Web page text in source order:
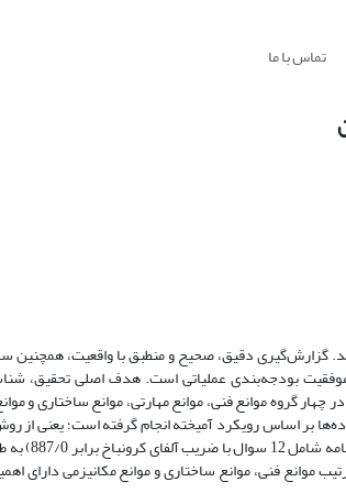
تماس با ما
گزارش‌گیری دقیق، صحیح و منطبق با واقعیت‌، همچنین
بودجه‌بندی عملیاتی است. هدف اصلی تحقیق،
گروه موانع فنی، موانع مهارتی، موانع ساختاری و
بر اساس رویکرد آمیخته انجام گرفته است؛ یعنی از
(مصاحبه با صاحب‌نظران و اسناد و مدارک
موانع فنی، موانع ساختاری و موانع مکانیزمی دارای